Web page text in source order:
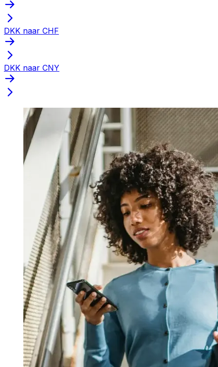
DKK naar CHF
DKK naar CNY